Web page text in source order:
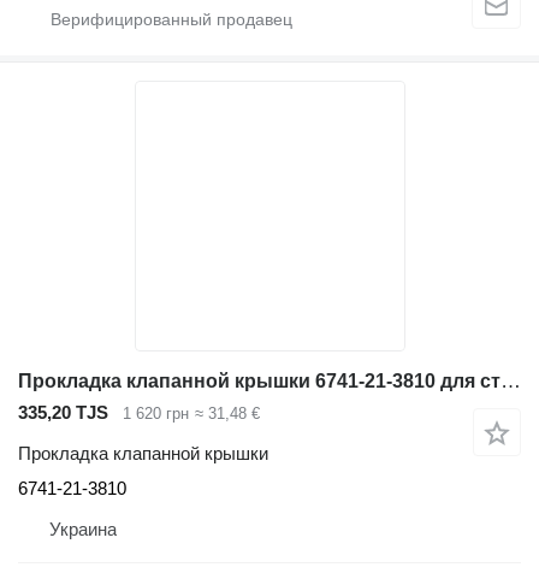
Прокладка клапанной крышки 6741-21-3810 для строительной техники Komatsu
335,20 TJS 1 620 грн ≈ 31,48 €
Прокладка клапанной крышки
6741-21-3810
Украина